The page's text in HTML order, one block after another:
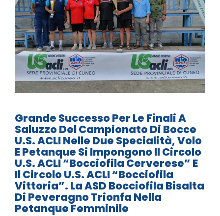
Grande Successo Per Le Finali A
Saluzzo Del Campionato Di Bocce
U.S. ACLI Nelle Due Specialità, Volo
E Petanque Si Impongono Il Circolo
U.S. ACLI “Bocciofila Cerverese” E
Il Circolo U.S. ACLI “Bocciofila
Vittoria”. La ASD Bocciofila Bisalta
Di Peveragno Trionfa Nella
Petanque Femminile